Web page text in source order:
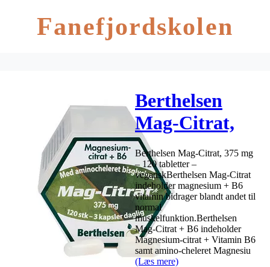
Fanefjordskolen
Berthelsen
Mag-Citrat,
375 mg – 120
tabl.
Berthelsen Mag-Citrat, 375 mg
– 120 tabletter –
veganskBerthelsen Mag-Citrat
indeholder magnesium + B6
vitamin bidrager blandt andet til
normal
muskelfunktion.Berthelsen
Mag-Citrat + B6 indeholder
Magnesium-citrat + Vitamin B6
samt amino-cheleret Magnesiu
(Læs mere)